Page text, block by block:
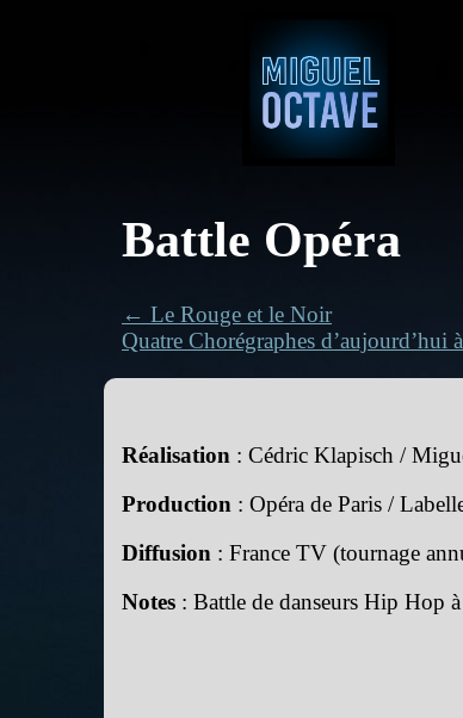
Battle Opéra
← Le Rouge et le Noir
Quatre Chorégraphes d’aujourd’hui
Réalisation : Cédric Klapisch /
Production : Opéra de Paris /
Diffusion : France TV (tournage
Notes : Battle de danseurs Hip Hop